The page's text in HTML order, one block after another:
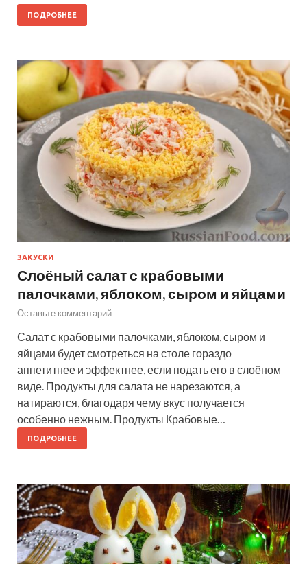
ПОДРОБНЕЕ
ЗАКУСКИ
Слоёный салат с крабовыми
палочками, яблоком, сыром и яйцами
Оставьте комментарий
Салат с крабовыми палочками, яблоком, сыром и
яйцами будет смотреться на столе гораздо
аппетитнее и эффектнее, если подать его в слоёном
виде. Продукты для салата не нарезаются, а
натираются, благодаря чему вкус получается
особенно нежным. Продукты Крабовые…
ПОДРОБНЕЕ